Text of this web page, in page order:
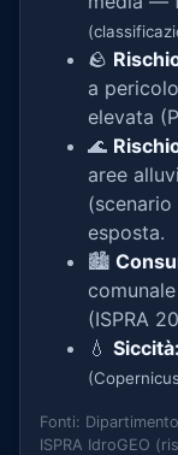
🪨
a
elevata
🌊
aree
esposta.
🏙️
(ISPRA
💧 Siccità:
Fonti:
ISPRA IdroGEO